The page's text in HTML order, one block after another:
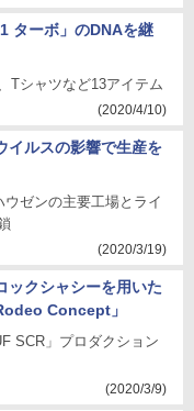
ターボ」のDNAを継
Tシャツなど13アイテム
(2020/4/10)
イルスの影響で生産を
ゼンの主要工場とライ
(2020/3/19)
ックシャシーを用いた
Concept」
SCR」プロダクション
(2020/3/9)